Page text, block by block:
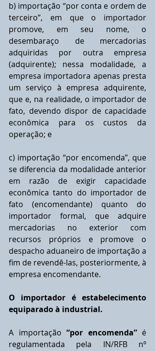
b) importação “por conta e ordem de
terceiro”, em que o importador
promove, em seu nome, o
desembaraço de mercadorias
adquiridas por outra empresa
(adquirente); nessa modalidade, a
empresa importadora apenas presta
um serviço à empresa adquirente,
que e, na realidade, o importador de
fato, devendo dispor de capacidade
econômica para os custos da
operação; e
c) importação “por encomenda”, que
se diferencia da modalidade anterior
em razão de exigir capacidade
econômica tanto do importador de
fato (encomendante) quanto do
importador formal, que adquire
mercadorias no exterior com
recursos próprios e promove o
despacho aduaneiro de importação a
fim de revendê-las, posteriormente, à
empresa encomendante.
O importador é estabelecimento
equiparado à industrial.
A importação “por encomenda” é
regulamentada pela IN/RFB nº